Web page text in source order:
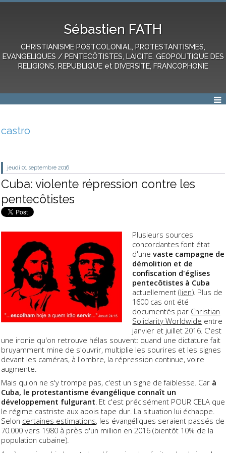
Sébastien FATH
CHRISTIANISME POSTCOLONIAL, PROTESTANTISMES,
EVANGELIQUES / PENTECÔTISTES, LAICITE, GEOPOLITIQUE DES
RELIGIONS, REPUBLIQUE et DIVERSITE, FRANCOPHONIE
castro
jeudi 01 septembre 2016
Cuba: violente répression contre les
pentecôtistes
Plusieurs sources
concordantes font état
d'unevaste campagne de
démolition et de
confiscation d'églises
pentecôtistes à Cuba
actuellement (lien). Plus de
1600 cas ont été
documentés par Christian
Solidarity Worldwide entre
janvier et juillet 2016. C'est
une ironie qu'on retrouve hélas souvent: quand une dictature fait
bruyamment mine de s'ouvrir, multiplie les sourires et les signes
devant les caméras, à l'ombre, la répression continue, voire
augmente.
Mais qu'on ne s'y trompe pas, c'est un signe de faiblesse. Car à
Cuba, le protestantisme évangélique connaît un
développement fulgurant. Et c'est précisément POUR CELA que
le régime castriste aux abois tape dur. La situation lui échappe.
Selon certaines estimations, les évangéliques seraient passés de
70.000 vers 1980 à près d'un million en 2016 (bientôt 10% de la
population cubaine).